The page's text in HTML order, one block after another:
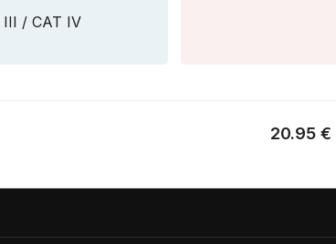
III / CAT IV
20.95 €